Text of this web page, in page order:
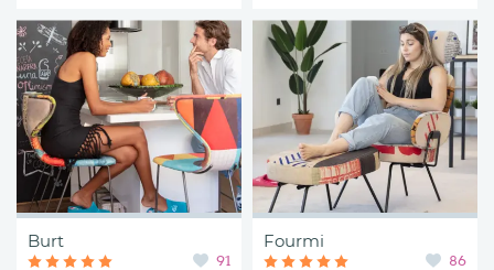
Burt
91
Fourmi
86